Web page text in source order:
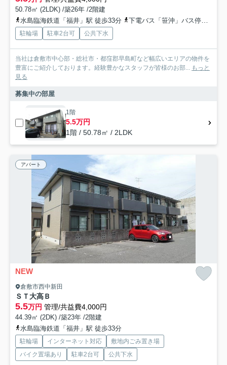
50.78㎡ (2LDK) /築26年 /2階建
水島臨海鉄道「福井」駅 徒歩33分
下電バス「笹沖」バス停下車 徒歩2分
駐輪場 駐車2台可 公共下水
当社は倉敷市中心部・総社市・都窪郡早島町など幅広いエリアの物件を
豊富にご紹介しております。経験豊かなスタッフが皆様のお部... もっと
見る
募集中の部屋
1階
5.5万円
1階 / 50.78㎡ / 2LDK
アパート
NEW
倉敷市西中新田
ＳＴ大高Ｂ
5.5万円 管理/共益費4,000円
44.39㎡ (2DK) /築23年 /2階建
水島臨海鉄道「福井」駅 徒歩33分
駐輪場 インターネット対応
敷地内ごみ置き場
バイク置場あり
駐車2台可 公共下水